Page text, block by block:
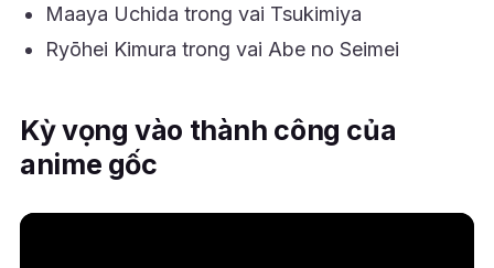
Maaya Uchida trong vai Tsukimiya
Ryōhei Kimura trong vai Abe no Seimei
Kỳ vọng vào thành công của
anime gốc